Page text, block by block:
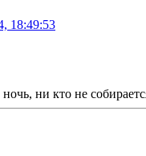
18:49:53
ни кто не